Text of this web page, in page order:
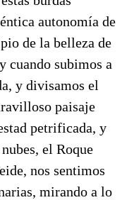
autonomía de
de la belleza de
cuando subimos a
y divisamos el
paisaje
petrificada, y
el Roque
nos sentimos
mirando a lo